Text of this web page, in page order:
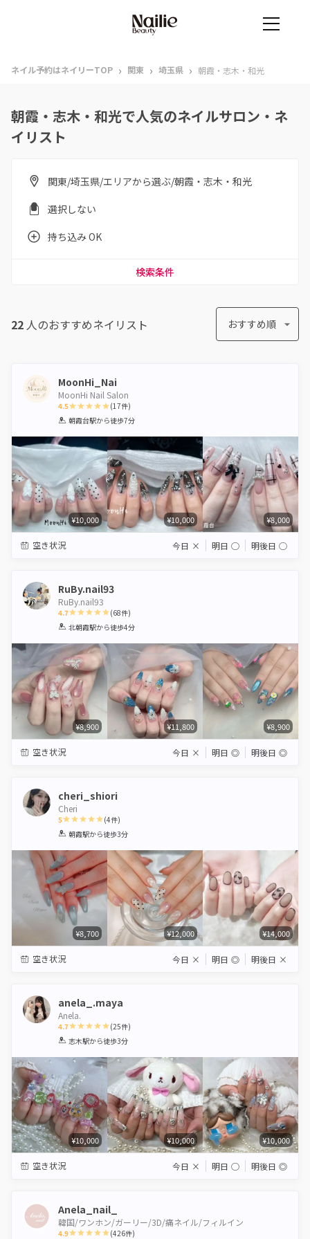
ネイル予約はネイリーTOP › 関東 › 埼玉県 › 朝霞・志木・和光
朝霞・志木・和光で人気のネイルサロン・ネ
イリスト
関東/埼玉県/エリアから選ぶ/朝霞・志木・和光
選択しない
持ち込み OK
検索条件
22 人のおすすめネイリスト おすすめ順
MoonHi_Nai
MoonHi Nail Salon
4.5
1 2 3 4 5
(17件)
朝霞台駅から徒歩7分
¥10,000 ¥10,000 ¥8,000
空き状況 今日 × 明日 ◯ 明後日 ◯
RuBy.nail93
RuBy.nail93
4.7
1 2 3 4 5
(68件)
北朝霞駅から徒歩4分
¥8,900 ¥11,800 ¥8,900
空き状況 今日 × 明日 ◎ 明後日 ◎
cheri_shiori
Cheri
5
1 2 3 4 5
(4件)
朝霞駅から徒歩3分
¥8,700 ¥12,000 ¥14,000
空き状況 今日 × 明日 ◎ 明後日 ×
anela_.maya
Anela.
4.7
1 2 3 4 5
(25件)
志木駅から徒歩3分
¥10,000 ¥10,000 ¥10,000
空き状況 今日 × 明日 ◯ 明後日 ◎
Anela_nail_
韓国/ワンホン/ガーリー/3D/痛ネイル/フィルイン
4.9 (426件)